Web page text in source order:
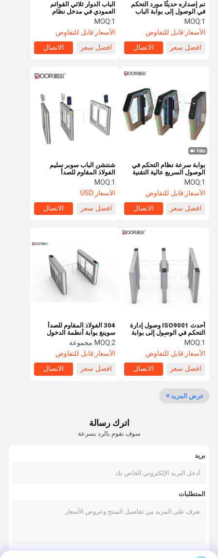
جولة في
مراقبة الجودة أخبار
الباب الدوار التعرف على الوجه
ترايبود الباب الدوار بوابة
تم إصداره حديثًا مورد التحكم
في الوصول إلى بوابة الباب
الدوار Swing Smart Gate
MOQ:1
الأسعار:قابل للتفاوض
افضل سعر
الاتصال
الباب الدوار ثلاثي القوائم
العمودي في مدخل نظام
التحكم في الوصول والخروج
من بوابة الحاجز الأوتوماتيكي
MOQ:1
الأسعار:قابل للتفاوض
افضل سعر
الاتصال
بوابة سرعة نظام التحكم في
الوصول السريع عالية التقنية
مع قارئ رمز الاستجابة السريعة
للتعرف على الوجه
MOQ:1
الأسعار:قابل للتفاوض
افضل سعر
الاتصال
شنتشن الباب سوبر سليم
الفولاذ المقاوم للصدأ
الاستشعار بالأشعة تحت
الحمراء سوينغ بوابة
MOQ:1
الأسعار:USD
افضل سعر
الاتصال
أحدث ISO9001 وصول إدارة
التحكم في الوصول إلى بوابة
سرعة سبائك الألومنيوم النحيفة
MOQ:1
الأسعار:قابل للتفاوض
افضل سعر
الاتصال
304 الفولاذ المقاوم للصدأ
سوينغ بوابة أنظمة الدخول
160mm * 1000mm
MOQ:2 مجموعة
الأسعار:قابل للتفاوض
افضل سعر
الاتصال
عرض المزيد
اترك رسالة
سوف نقوم بالرد بسرعة
بريد
المتطلبات